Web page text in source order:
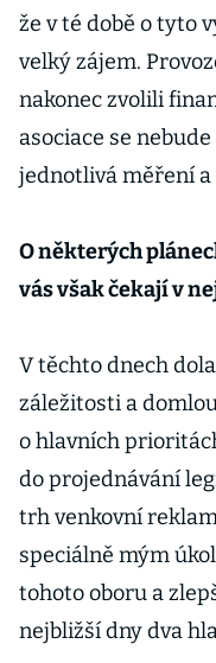
že v té době o tyto
velký zájem.
nakonec zvolili
asociace se
jednotlivá měření a
O některých
vás však čekají v
V těchto dnech
záležitosti a
o hlavních
do projednávání
trh venkovní
speciálně mým
tohoto oboru a
nejbližší dny dva